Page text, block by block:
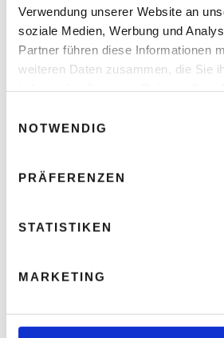
Verwendung unserer Website an
soziale Medien, Werbung und
Partner führen diese Informationen
weiteren Daten zusammen, die Sie
NOTWENDIG
PRÄFERENZEN
STATISTIKEN
MARKETING
READ NEXT